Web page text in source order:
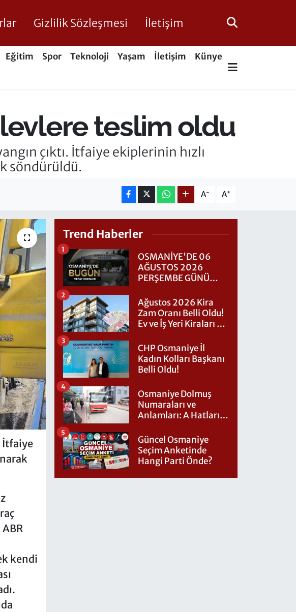
Gizlilik Sözleşmesi İletişim
Eğitim Spor Teknoloji Yaşam İletişim
Künye
alevlere teslim oldu
çıktı. İtfaiye ekiplerinin hızlı
söndürüldü.
A- A+
İtfaiye
kendi
Trend Haberler
OSMANİYE'DE 06
AĞUSTOS 2026
PERŞEMBE GÜNÜ
1
Ağustos 2026 Kira
Zam Oranı Belli Oldu!
Ev ve İş Yeri Kiraları Ne
2
CHP Osmaniye İl
Kadın Kolları Başkanı
Belli Oldu!
3
Osmaniye Dolmuş
Numaraları ve
Anlamları: A Hatları
4
Güncel Osmaniye
Seçim Anketinde
Hangi Parti Önde?
5